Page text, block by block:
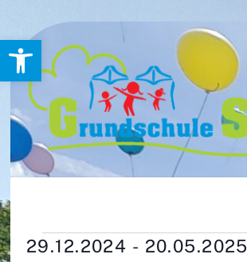
Werkzeugleiste öffnen
to
content
Veranstaltungen
29.12.2024 - 20.05.2025